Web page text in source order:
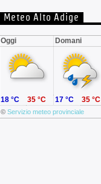
Meteo Alto Adige
Oggi Domani
© Servizio meteo provinciale
18 °C 35 °C 17 °C 35 °C